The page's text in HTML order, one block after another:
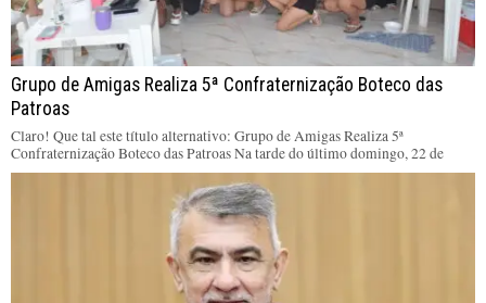
Grupo de Amigas Realiza 5ª Confraternização Boteco das
Patroas
Claro! Que tal este título alternativo: Grupo de Amigas Realiza 5ª
Confraternização Boteco das Patroas Na tarde do último domingo, 22 de